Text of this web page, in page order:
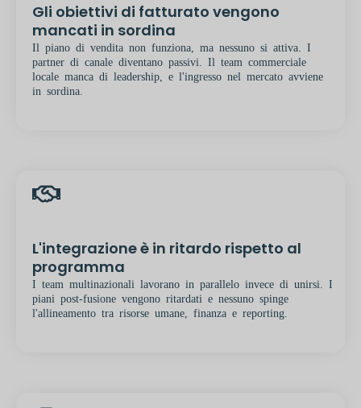
Gli obiettivi di fatturato vengono
mancati in sordina
Il piano di vendita non funziona, ma nessuno si attiva. I
partner di canale diventano passivi. Il team commerciale
locale manca di leadership, e l'ingresso nel mercato avviene
in sordina.
L'integrazione è in ritardo rispetto al
programma
I team multinazionali lavorano in parallelo invece di unirsi. I
piani post-fusione vengono ritardati e nessuno spinge
l'allineamento tra risorse umane, finanza e reporting.